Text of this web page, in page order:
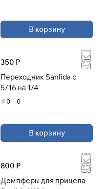
В корзину
350 Р
Переходник Sanlida с
5/16 на 1/4
0 0
В корзину
800 Р
Демпферы для прицела